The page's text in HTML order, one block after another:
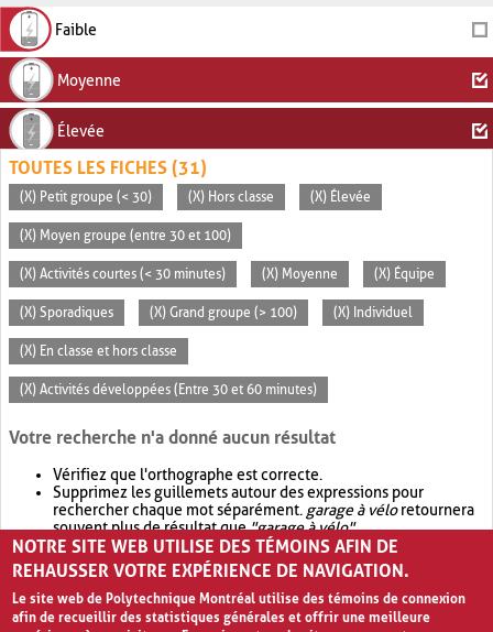
Faible
Moyenne
Élevée
TOUTES LES FICHES (31)
(X) Petit groupe (< 30) (X) Hors classe (X) Élevée
(X) Moyen groupe (entre 30 et 100)
(X) Activités courtes (< 30 minutes) (X) Moyenne (X) Équipe
(X) Sporadiques (X) Grand groupe (> 100) (X) Individuel
(X) En classe et hors classe
(X) Activités développées (Entre 30 et 60 minutes)
Votre recherche n'a donné aucun résultat
Vérifiez que l'orthographe est correcte.
Supprimez les guillemets autour des expressions pour
rechercher chaque mot séparément. garage à véloretournera
souvent plus de résultat que"garage à vélo".
Envisagez d'élargir votre recherche avec OR.garage OR vélo
retournera souvent plus de résultat quegarage à vélo
NOTRE SITE WEB UTILISE DES TÉMOINS AFIN DE
REHAUSSER VOTRE EXPÉRIENCE DE NAVIGATION.
Le site web de Polytechnique Montréal utilise des témoins de connexion
afin de recueillir des statistiques générales et offrir une meilleure